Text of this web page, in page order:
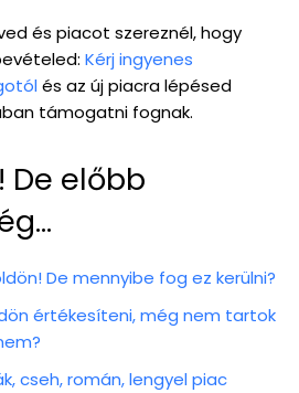
és piacot szereznél, hogy
Kérj ingyenes
és az új piacra lépésed
támogatni fognak.
De előbb
De mennyibe fog ez kerülni?
értékesíteni, még nem tartok
cseh, román, lengyel piac